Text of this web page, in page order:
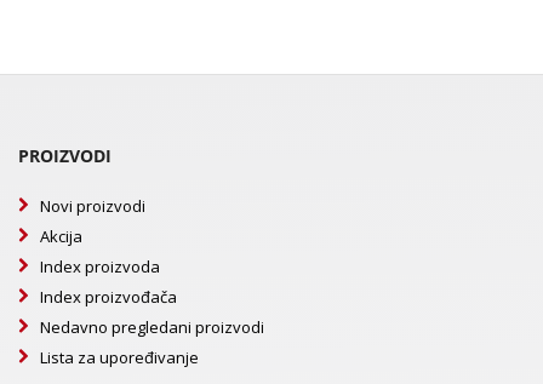
PROIZVODI
Novi proizvodi
Akcija
Index proizvoda
Index proizvođača
Nedavno pregledani proizvodi
Lista za upoređivanje